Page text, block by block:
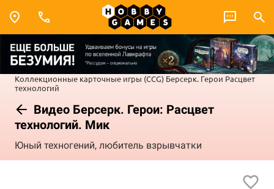
Коллекционные карточные игры (CCG) Берсерк. Герои Расцвет
технологий
Видео Берсерк. Герои: Расцвет
технологий. Мик
Юный техногений, любитель взрывчатки